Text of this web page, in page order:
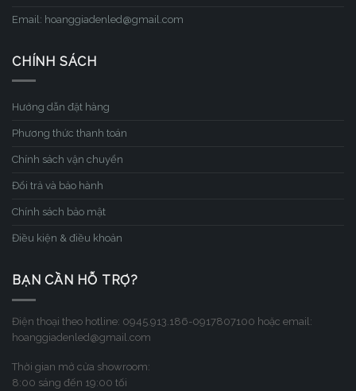
Email: hoanggiadenled@gmail.com
CHÍNH SÁCH
Hướng dẫn đặt hàng
Phương thức thanh toán
Chính sách vận chuyển
Đổi trả và bảo hành
Chính sách bảo mật
Điều kiện & điều khoản
BẠN CẦN HỖ TRỢ?
Điện thoại theo hotline: 0945.913.186-0917807100 hoặc email:
hoanggiadenled@gmail.com
Thời gian mở cửa showroom:
8:00 sáng đến 19:00 tối